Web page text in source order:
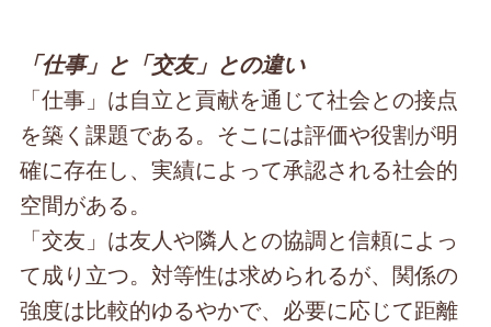
「仕事」と「交友」との違い
「仕事」は自立と貢献を通じて社会との接点
を築く課題である。そこには評価や役割が明
確に存在し、実績によって承認される社会的
空間がある。
「交友」は友人や隣人との協調と信頼によっ
て成り立つ。対等性は求められるが、関係の
強度は比較的ゆるやかで、必要に応じて距離